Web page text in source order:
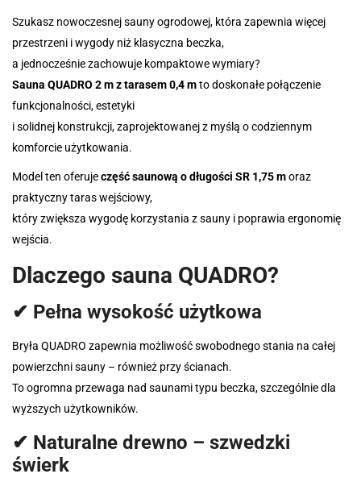
Szukasz nowoczesnej sauny ogrodowej, która zapewnia więcej
przestrzeni i wygody niż klasyczna beczka,
a jednocześnie zachowuje kompaktowe wymiary?
Sauna QUADRO 2 m z tarasem 0,4 mto doskonałe połączenie
funkcjonalności, estetyki
i solidnej konstrukcji, zaprojektowanej z myślą o codziennym
komforcie użytkowania.
Model ten oferujeczęść saunową o długości SR 1,75 moraz
praktyczny taras wejściowy,
który zwiększa wygodę korzystania z sauny i poprawia ergonomię
wejścia.
Dlaczego sauna QUADRO?
✔ Pełna wysokość użytkowa
Bryła QUADRO zapewnia możliwość swobodnego stania na całej
powierzchni sauny – również przy ścianach.
To ogromna przewaga nad saunami typu beczka, szczególnie dla
wyższych użytkowników.
✔ Naturalne drewno – szwedzki
świerk